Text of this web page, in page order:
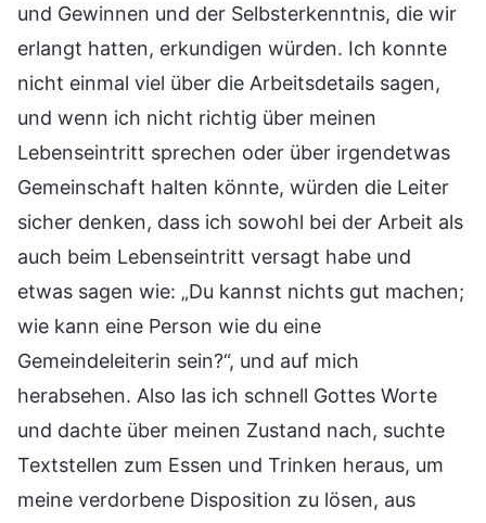
und Gewinnen und der Selbsterkenntnis, die wir
erlangt hatten, erkundigen würden. Ich konnte
nicht einmal viel über die Arbeitsdetails sagen,
und wenn ich nicht richtig über meinen
Lebenseintritt sprechen oder über irgendetwas
Gemeinschaft halten könnte, würden die Leiter
sicher denken, dass ich sowohl bei der Arbeit als
auch beim Lebenseintritt versagt habe und
etwas sagen wie: „Du kannst nichts gut machen;
wie kann eine Person wie du eine
Gemeindeleiterin sein?“, und auf mich
herabsehen. Also las ich schnell Gottes Worte
und dachte über meinen Zustand nach, suchte
Textstellen zum Essen und Trinken heraus, um
meine verdorbene Disposition zu lösen, aus